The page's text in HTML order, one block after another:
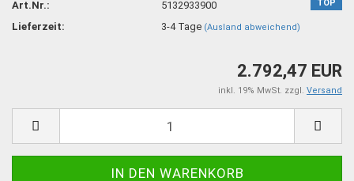
TOP
Art.Nr.:
5132933900
Lieferzeit:
3-4 Tage (Ausland abweichend)
2.792,47 EUR
inkl. 19% MwSt. zzgl. Versand